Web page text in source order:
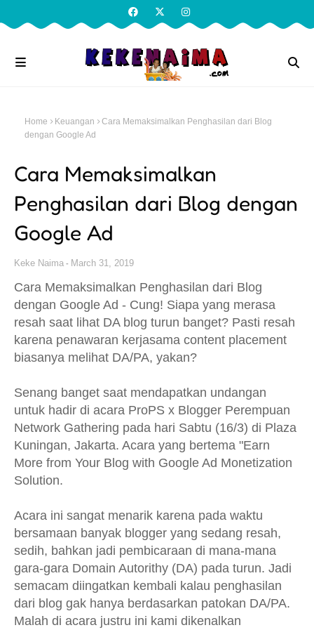
Home Keuangan
Cara Memaksimalkan Penghasilan dari Blog
dengan Google Ad
Cara Memaksimalkan
Penghasilan dari Blog dengan
Google Ad
Keke Naima March 31, 2019
Cara Memaksimalkan Penghasilan dari Blog
dengan Google Ad - Cung! Siapa yang merasa
resah saat lihat DA blog turun banget? Pasti resah
karena penawaran kerjasama content placement
biasanya melihat DA/PA, yakan?
Senang banget saat mendapatkan undangan
untuk hadir di acara ProPS x Blogger Perempuan
Network Gathering pada hari Sabtu (16/3) di Plaza
Kuningan, Jakarta. Acara yang bertema "Earn
More from Your Blog with Google Ad Monetization
Solution.
Acara ini sangat menarik karena pada waktu
bersamaan banyak blogger yang sedang resah,
sedih, bahkan jadi pembicaraan di mana-mana
gara-gara Domain Autorithy (DA) pada turun. Jadi
semacam diingatkan kembali kalau penghasilan
dari blog gak hanya berdasarkan patokan DA/PA.
Malah di acara justru ini kami dikenalkan